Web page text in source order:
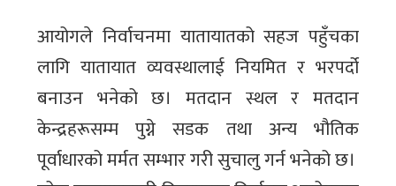
आयोगले निर्वाचनमा यातायातको सहज पहुँचका
लागि यातायात व्यवस्थालाई नियमित र भरपर्दो
बनाउन भनेको छ। मतदान स्थल र मतदान
केन्द्रहरूसम्म पुग्ने सडक तथा अन्य भौतिक
पूर्वाधारको मर्मत सम्भार गरी सुचालु गर्न भनेको छ।